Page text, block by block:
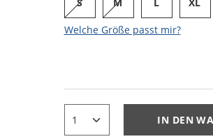
Welche Größe passt mir?
IN DEN